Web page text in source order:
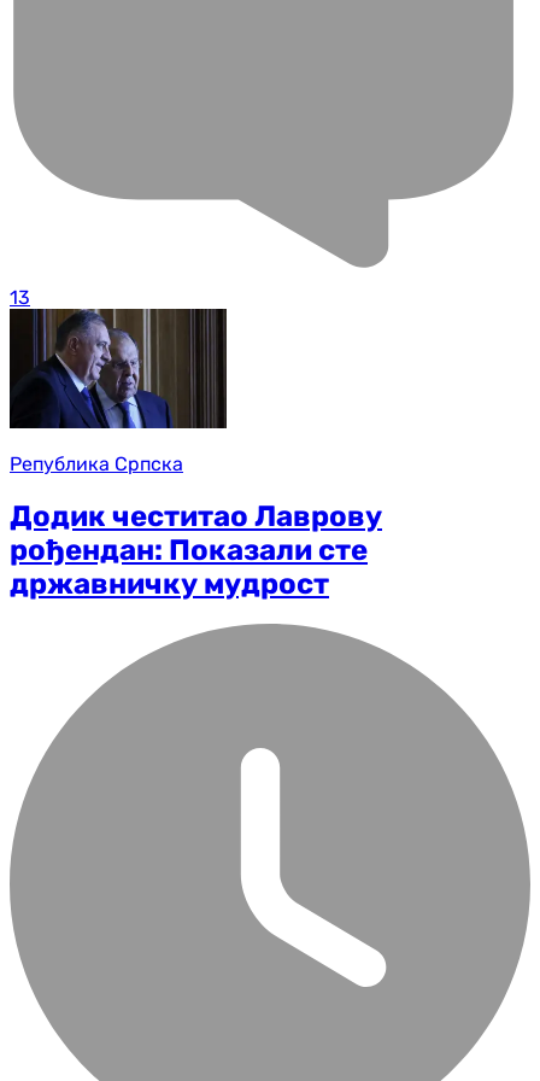
13
Република Српска
Додик честитао Лаврову
рођендан: Показали сте
државничку мудрост